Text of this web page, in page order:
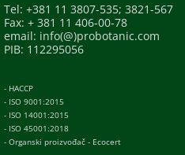
Tel: +381 11 3807-535; 3821-567
Fax: + 381 11 406-00-78
email: info(@)probotanic.com
PIB: 112295056
- HACCP
- ISO 9001:2015
- ISO 14001:2015
- ISO 45001:2018
- Organski proizvođač - Ecocert